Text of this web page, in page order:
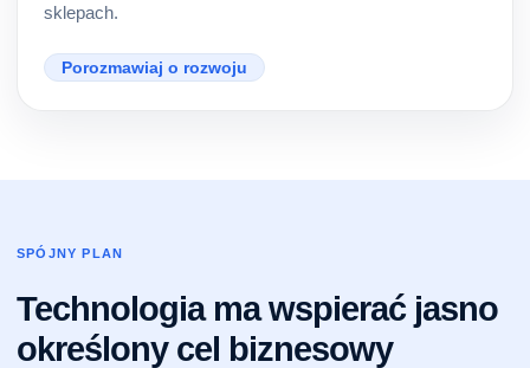
sklepach.
Porozmawiaj o rozwoju
SPÓJNY PLAN
Technologia ma wspierać jasno
określony cel biznesowy